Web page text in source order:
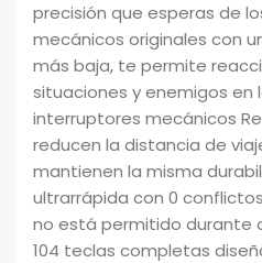
precisión que esperas de
mecánicos originales con
más baja, te permite
situaciones y enemigos en
interruptores mecánicos
reducen la distancia de
mantienen la misma
ultrarrápida con 0
no está permitido durante
104 teclas completas